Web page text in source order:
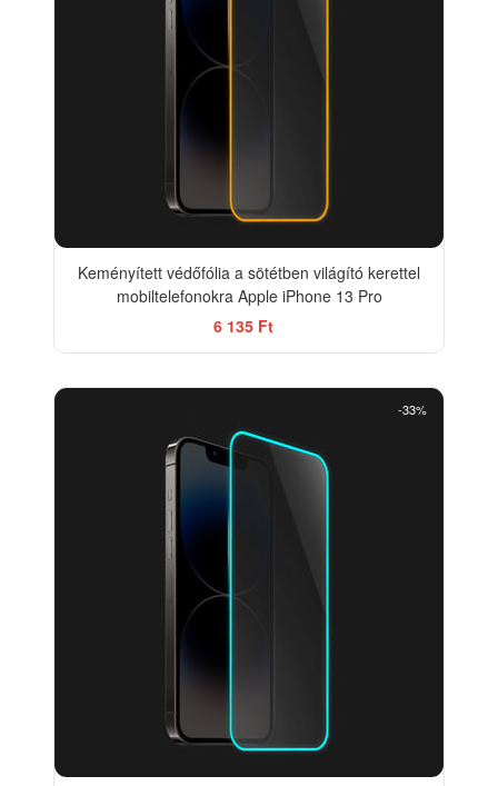
Keményített védőfólia a sötétben világító kerettel
mobiltelefonokra Apple iPhone 13 Pro
6 135 Ft
-33%